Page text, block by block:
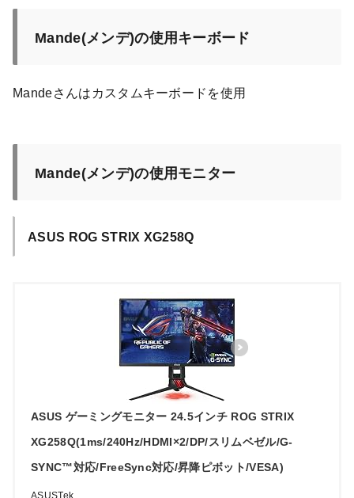
Mande(メンデ)の使用キーボード
Mandeさんはカスタムキーボードを使用
Mande(メンデ)の使用モニター
ASUS ROG STRIX XG258Q
ASUS ゲーミングモニター 24.5インチ ROG STRIX
XG258Q(1ms/240Hz/HDMI×2/DP/スリムベゼル/G-
SYNC™対応/FreeSync対応/昇降ピボット/VESA)
ASUSTek